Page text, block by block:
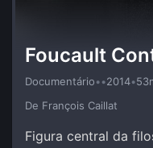
Foucault
Documentário••2014•
De François Caillat
Figura central da